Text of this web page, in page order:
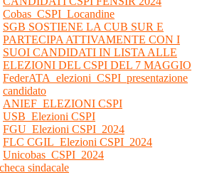
Cobas_CSPI_Locandine
SGB SOSTIENE LA CUB SUR E
PARTECIPA ATTIVAMENTE CON I
SUOI CANDIDATI IN LISTA ALLE
ELEZIONI DEL CSPI DEL 7 MAGGIO
FederATA_elezioni_CSPI_presentazione
candidato
ANIEF_ELEZIONI CSPI
USB_Elezioni CSPI
FGU_Elezioni CSPI_2024
FLC CGIL_Elezioni CSPI_2024
Unicobas_CSPI_2024
sindacale